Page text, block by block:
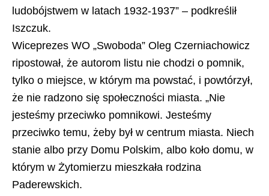
ludobójstwem w latach 1932-1937” – podkreślił
Iszczuk.
Wiceprezes WO „Swoboda” Oleg Czerniachowicz
ripostował, że autorom listu nie chodzi o pomnik,
tylko o miejsce, w którym ma powstać, i powtórzył,
że nie radzono się społeczności miasta. „Nie
jesteśmy przeciwko pomnikowi. Jesteśmy
przeciwko temu, żeby był w centrum miasta. Niech
stanie albo przy Domu Polskim, albo koło domu, w
którym w Żytomierzu mieszkała rodzina
Paderewskich.